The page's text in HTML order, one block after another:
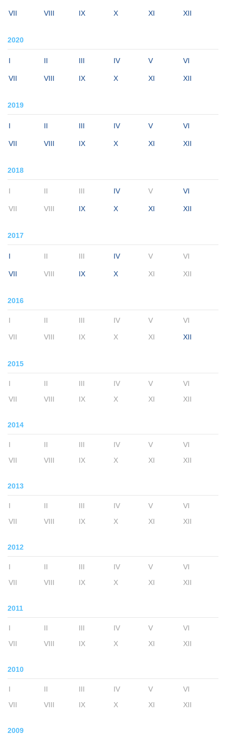
VII VIII IX X XI XII
2020
I II III IV V VI
VII VIII IX X XI XII
2019
I II III IV V VI
VII VIII IX X XI XII
2018
I II III IV V VI
VII VIII IX X XI XII
2017
I II III IV V VI
VII VIII IX X XI XII
2016
I II III IV V VI
VII VIII IX X XI XII
2015
I II III IV V
VI
VII
VIII IX X XI XII
2014
I II III IV V
VI
VII
VIII IX X XI XII
2013
I II III IV V
VI
VII
VIII IX X XI XII
2012
I II III IV V
VI
VII
VIII IX X XI XII
2011
I II III IV V
VI
VII
VIII IX X XI XII
2010
I II III IV V
VI
VII
VIII IX X XI XII
2009